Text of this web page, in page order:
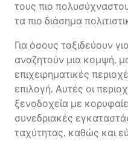
τους πιο
τα πιο διάσημα
Για όσους ταξιδεύουν
αναζητούν μια κομψή,
επιχειρηματικές
επιλογή. Αυτές οι
ξενοδοχεία με
συνεδριακές
ταχύτητας, καθώς και